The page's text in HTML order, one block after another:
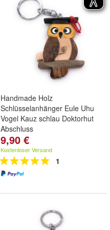
Handmade Holz
Schlüsselanhänger Eule Uhu
Vogel Kauz schlau Doktorhut
Abschluss
9,90 €
Kostenloser Versand
1